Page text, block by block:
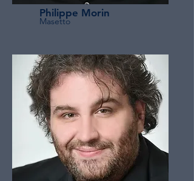
Philippe Morin
Masetto